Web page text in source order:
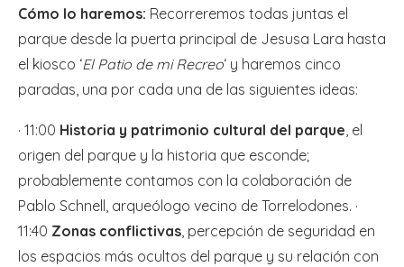
Cómo lo haremos: Recorreremos todas juntas el
parque desde la puerta principal de Jesusa Lara hasta
el kiosco ‘El Patio de mi Recreo‘ y haremos cinco
paradas, una por cada una de las siguientes ideas:
· 11:00 Historia y patrimonio cultural del parque, el
origen del parque y la historia que esconde;
probablemente contamos con la colaboración de
Pablo Schnell, arqueólogo vecino de Torrelodones. ·
11:40 Zonas conflictivas, percepción de seguridad en
los espacios más ocultos del parque y su relación con